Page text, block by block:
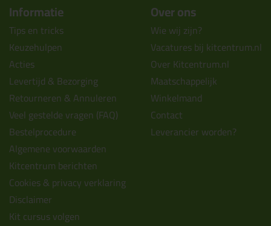
Informatie
Tips en tricks
Keuzehulpen
Acties
Levertijd & Bezorging
Retourneren & Annuleren
Veel gestelde vragen (FAQ)
Bestelprocedure
Algemene voorwaarden
Kitcentrum berichten
Cookies & privacy verklaring
Disclaimer
Kit cursus volgen
Over ons
Wie wij zijn?
Vacatures bij kitcentrum.nl
Over Kitcentrum.nl
Maatschappelijk
Winkelmand
Contact
Leverancier worden?